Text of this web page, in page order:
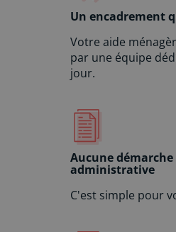
Un encadrement
Votre aide
par une équipe
jour.
Aucune démarche
administrative
C'est simple pour